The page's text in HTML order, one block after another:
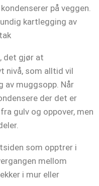
på veggen.
kartlegging av
det gjør at
nivå, som alltid vil
muggsopp. Når
der det er
gulv og oppover, men
som opptrer i
mellom
i mur eller